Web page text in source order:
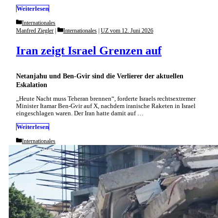
Weiterlesen
Categories
Internationales
Netanjahu und Ben-Gvir sind die Verlierer der aktuellen
Eskalation
Iran zeigt Israel Grenzen auf
Manfred Ziegler Categories
Internationales | UZ vom 12. Juni 2026
„Heute Nacht muss Teheran brennen“, forderte Israels rechtsextremer
Minister Itamar Ben-Gvir auf X, nachdem iranische Raketen in Israel
eingeschlagen waren. Der Iran hatte damit auf …
Weiterlesen
Categories
Internationales